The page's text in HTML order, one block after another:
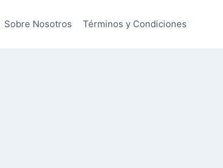
Sobre Nosotros Términos y Condiciones